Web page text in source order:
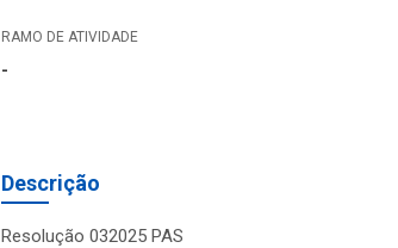
RAMO DE ATIVIDADE
-
Descrição
Resolução 032025 PAS